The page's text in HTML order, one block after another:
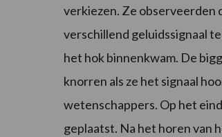
verkiezen. Ze observeerden
verschillend geluidssignaal
het hok binnenkwam. De
knorren als ze het signaal
wetenschappers. Op het
geplaatst. Na het horen van